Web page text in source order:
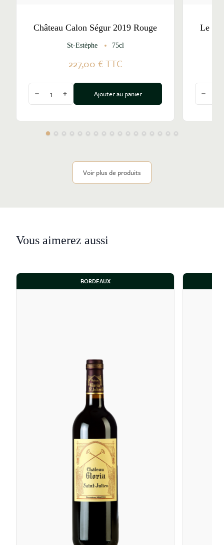
Château Calon Ségur 2019 Rouge
St-Estèphe 75cl
227,00 €TTC
Diminuer la quantité
Augmenter la quantité
Ajouter au panier
Le
Voir plus de produits
Vous aimerez aussi
BORDEAUX